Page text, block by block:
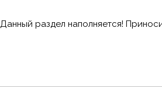
Данный раздел наполняется!